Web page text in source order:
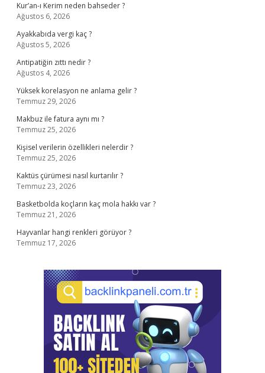
Kur’an-ı Kerim neden bahseder ?
Ağustos 6, 2026
Ayakkabıda vergi kaç ?
Ağustos 5, 2026
Antipatiğin zıttı nedir ?
Ağustos 4, 2026
Yüksek korelasyon ne anlama gelir ?
Temmuz 29, 2026
Makbuz ile fatura aynı mı ?
Temmuz 25, 2026
Kişisel verilerin özellikleri nelerdir ?
Temmuz 25, 2026
Kaktüs çürümesi nasıl kurtarılır ?
Temmuz 23, 2026
Basketbolda koçların kaç mola hakkı var ?
Temmuz 21, 2026
Hayvanlar hangi renkleri görüyor ?
Temmuz 17, 2026